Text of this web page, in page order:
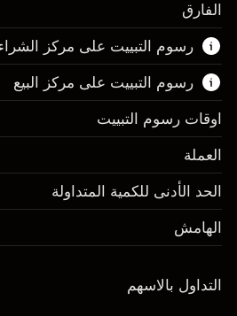
هذا السوق المالي متاح
الفروقات.
اعرف المزيد عن:
عقود الفروقات
الفارق
رسوم التبييت على مركز
الهامش. استثمارك
المال من الرافعة المالية ~
رسوم التبييت على مركز البيع
الهامش. استثمارك
اوقات رسوم التبييت
العملة
الحد الأدنى للكمية المتداولة
الهامش
التداول بالاسهم